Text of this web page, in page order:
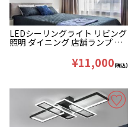
LEDシーリングライト リビング
照明 ダイニング 店舗ランプ 楕
¥11,000(税込)